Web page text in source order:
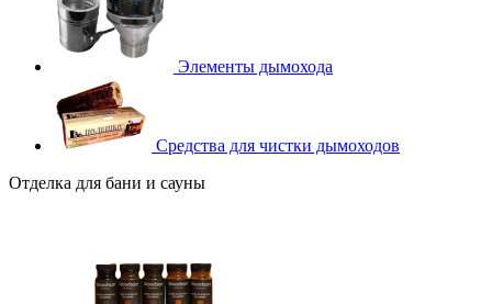
Элементы дымохода
Средства для чистки дымоходов
Отделка для бани и сауны